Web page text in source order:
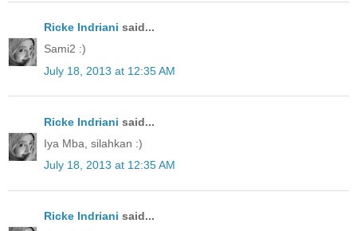
Ricke Indriani said...
Sami2 :)
July 18, 2013 at 12:35 AM
Ricke Indriani said...
Iya Mba, silahkan :)
July 18, 2013 at 12:35 AM
Ricke Indriani said...